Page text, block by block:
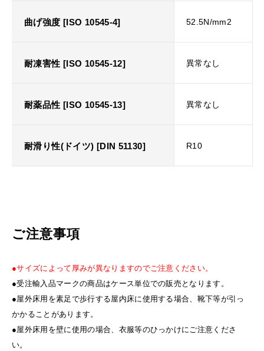
曲げ強度 [ISO 10545-4] 52.5N/mm2
耐凍害性 [ISO 10545-12] 異常なし
耐薬品性 [ISO 10545-13] 異常なし
耐滑り性(ドイツ) [DIN 51130] R10
ご注意事項
●サイズによって厚みが異なりますのでご注意ください。
●受注輸入品マークの商品はケース単位での販売となります。
●屋外床用を素足で歩行する屋内床に使用する場合、靴下等が引っ
かかることがあります。
●屋外床用を壁に使用の場合、衣服等のひっかけにご注意くださ
い。